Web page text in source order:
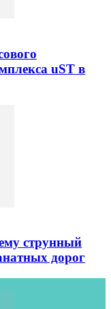
uST в
струнный
дорог